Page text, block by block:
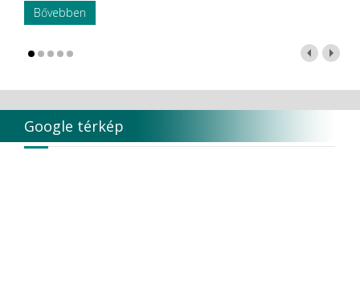
Bővebben
Google térkép